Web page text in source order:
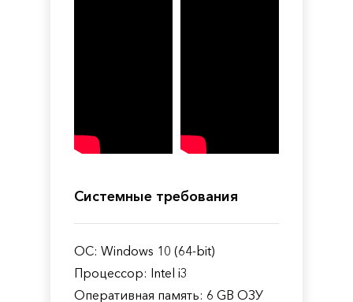
Системные требования
ОС: Windows 10 (64-bit)
Процессор: Intel i3
Оперативная память: 6 GB ОЗУ